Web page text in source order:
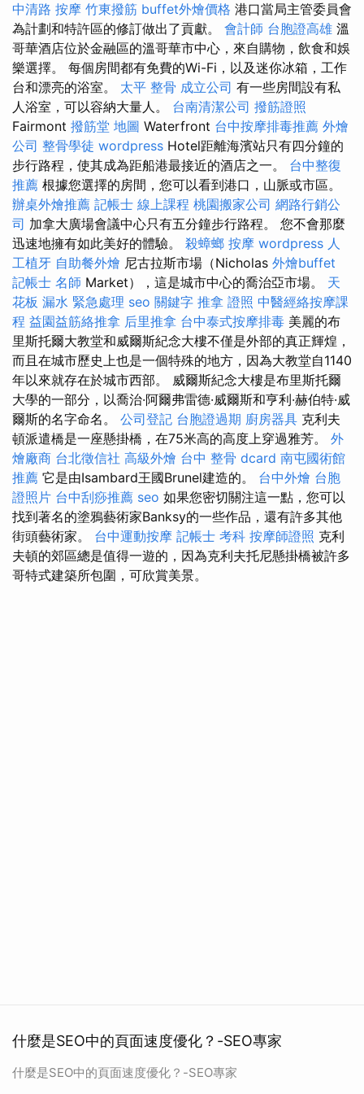
中清路 按摩 竹東撥筋 buffet外燴價格 港口當局主管委員會
為計劃和特許區的修訂做出了貢獻。 會計師 台胞證高雄 溫
哥華酒店位於金融區的溫哥華市中心，來自購物，飲食和娛
樂選擇。 每個房間都有免費的Wi-Fi，以及迷你冰箱，工作
台和漂亮的浴室。 太平 整骨 成立公司 有一些房間設有私
人浴室，可以容納大量人。 台南清潔公司 撥筋證照
Fairmont 撥筋堂 地圖 Waterfront 台中按摩排毒推薦 外燴
公司 整骨學徒 wordpress Hotel距離海濱站只有四分鐘的
步行路程，使其成為距船港最接近的酒店之一。 台中整復
推薦 根據您選擇的房間，您可以看到港口，山脈或市區。
辦桌外燴推薦 記帳士 線上課程 桃園搬家公司 網路行銷公
司 加拿大廣場會議中心只有五分鐘步行路程。 您不會那麼
迅速地擁有如此美好的體驗。 殺蟑螂 按摩 wordpress 人
工植牙 自助餐外燴 尼古拉斯市場（Nicholas 外燴buffet
記帳士 名師 Market），這是城市中心的喬治亞市場。 天
花板 漏水 緊急處理 seo 關鍵字 推拿 證照 中醫經絡按摩課
程 益園益筋絡推拿 后里推拿 台中泰式按摩排毒 美麗的布
里斯托爾大教堂和威爾斯紀念大樓不僅是外部的真正輝煌，
而且在城市歷史上也是一個特殊的地方，因為大教堂自1140
年以來就存在於城市西部。 威爾斯紀念大樓是布里斯托爾
大學的一部分，以喬治·阿爾弗雷德·威爾斯和亨利·赫伯特·威
爾斯的名字命名。 公司登記 台胞證過期 廚房器具 克利夫
頓派遣橋是一座懸掛橋，在75米高的高度上穿過雅芳。 外
燴廠商 台北徵信社 高級外燴 台中 整骨 dcard 南屯國術館
推薦 它是由Isambard王國Brunel建造的。 台中外燴 台胞
證照片 台中刮痧推薦 seo 如果您密切關注這一點，您可以
找到著名的塗鴉藝術家Banksy的一些作品，還有許多其他
街頭藝術家。 台中運動按摩 記帳士 考科 按摩師證照 克利
夫頓的郊區總是值得一遊的，因為克利夫托尼懸掛橋被許多
哥特式建築所包圍，可欣賞美景。
什麼是SEO中的頁面速度優化？-SEO專家
什麼是SEO中的頁面速度優化？-SEO專家